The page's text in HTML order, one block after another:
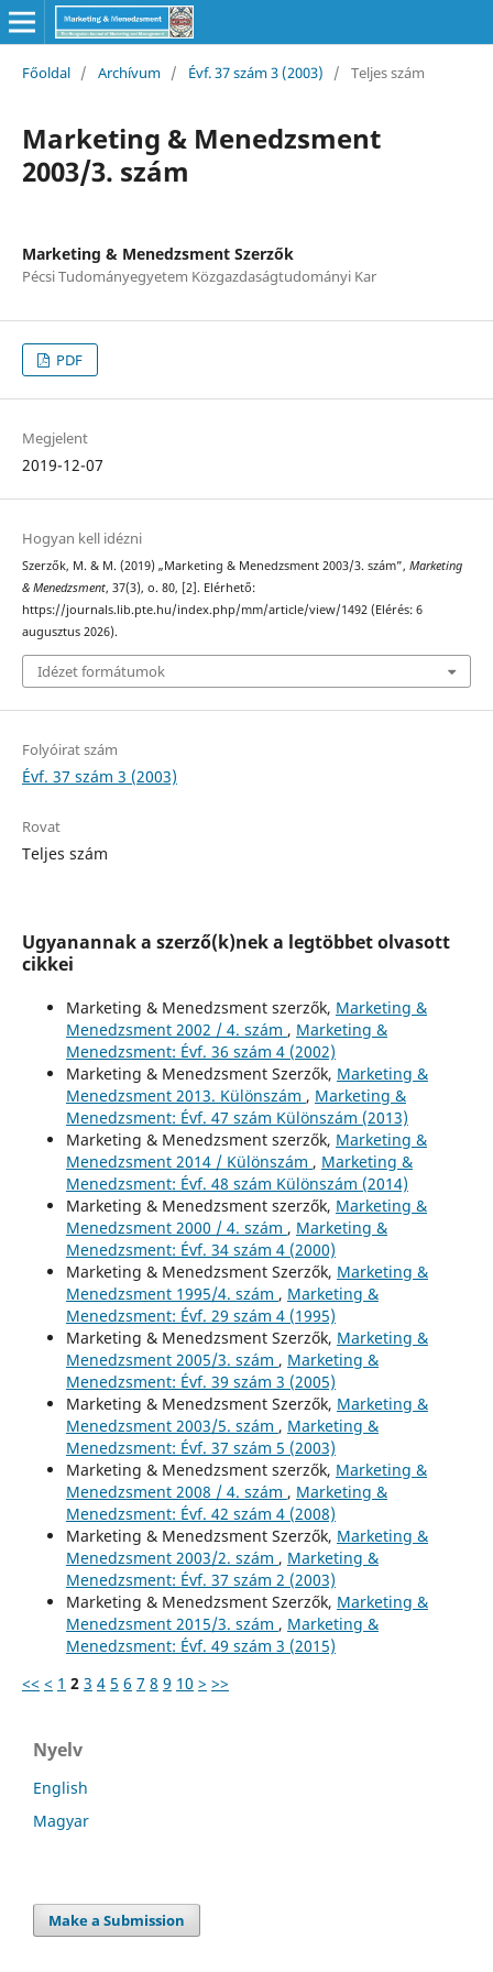
Főoldal / Archívum / Évf. 37 szám 3 (2003) / Teljes szám
Marketing & Menedzsment
2003/3. szám
Marketing & Menedzsment Szerzők
Pécsi Tudományegyetem Közgazdaságtudományi Kar
PDF
Megjelent
2019-12-07
Hogyan kell idézni
Szerzők, M. & M. (2019) „Marketing & Menedzsment 2003/3. szám”, Marketing
& Menedzsment, 37(3), o. 80, [2]. Elérhető:
https://journals.lib.pte.hu/index.php/mm/article/view/1492 (Elérés: 6
augusztus 2026).
Idézet formátumok
Folyóirat szám
Évf. 37 szám 3 (2003)
Rovat
Teljes szám
Ugyanannak a szerző(k)nek a legtöbbet olvasott
cikkei
Marketing & Menedzsment szerzők, Marketing &
Menedzsment 2002 / 4. szám , Marketing &
Menedzsment: Évf. 36 szám 4 (2002)
Marketing & Menedzsment Szerzők, Marketing &
Menedzsment 2013. Különszám , Marketing &
Menedzsment: Évf. 47 szám Különszám (2013)
Marketing & Menedzsment szerzők, Marketing &
Menedzsment 2014 / Különszám , Marketing &
Menedzsment: Évf. 48 szám Különszám (2014)
Marketing & Menedzsment szerzők, Marketing &
Menedzsment 2000 / 4. szám , Marketing &
Menedzsment: Évf. 34 szám 4 (2000)
Marketing & Menedzsment Szerzők, Marketing &
Menedzsment 1995/4. szám , Marketing &
Menedzsment: Évf. 29 szám 4 (1995)
Marketing & Menedzsment Szerzők, Marketing &
Menedzsment 2005/3. szám , Marketing &
Menedzsment: Évf. 39 szám 3 (2005)
Marketing & Menedzsment Szerzők, Marketing &
Menedzsment 2003/5. szám , Marketing &
Menedzsment: Évf. 37 szám 5 (2003)
Marketing & Menedzsment szerzők, Marketing &
Menedzsment 2008 / 4. szám , Marketing &
Menedzsment: Évf. 42 szám 4 (2008)
Marketing & Menedzsment Szerzők, Marketing &
Menedzsment 2003/2. szám , Marketing &
Menedzsment: Évf. 37 szám 2 (2003)
Marketing & Menedzsment Szerzők, Marketing &
Menedzsment 2015/3. szám , Marketing &
Menedzsment: Évf. 49 szám 3 (2015)
<< < 1 2 3 4 5 6 7 8 9 10 > >>
Nyelv
English
Magyar
Make a Submission